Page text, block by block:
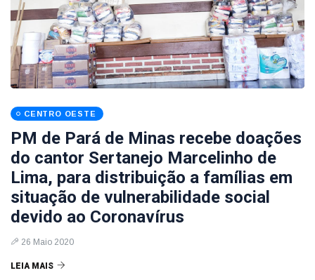
CENTRO OESTE
PM de Pará de Minas recebe doações
do cantor Sertanejo Marcelinho de
Lima, para distribuição a famílias em
situação de vulnerabilidade social
devido ao Coronavírus
26 Maio 2020
LEIA MAIS